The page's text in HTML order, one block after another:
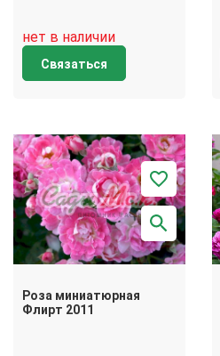
нет в наличии
Связаться
Роза миниатюрная
Флирт 2011